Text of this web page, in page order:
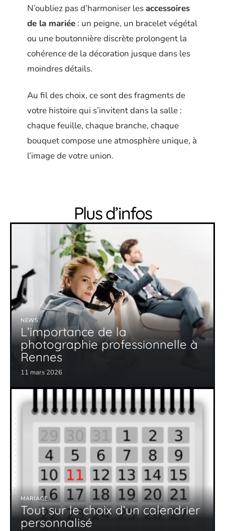
N’oubliez pas d’harmoniser lesaccessoires
de la mariée : un peigne, un bracelet végétal
ou une boutonnière discrète prolongent la
cohérence de la décoration jusque dans les
moindres détails.
Au fil des choix, ce sont des fragments de
votre histoire qui s’invitent dans la salle :
chaque feuille, chaque branche, chaque
bouquet compose une atmosphère unique, à
l’image de votre union.
Plus d’infos
NEWS
L’importance de la
photographie professionnelle à
Rennes
11 mars 2026
MARIAGE
Tout sur le choix d’un calendrier
personnalisé